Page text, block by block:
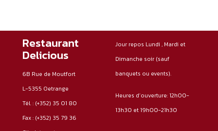
Restaurant
Delicious
6B Rue de Moutfort
L-5355 Oetrange
Tél. : (+352) 35 01 80
Fax : (+352) 35 79 36
Jour repos Lundi , Mardi et
Dimanche soir (sauf
banquets ou events).
Heures d’ouverture: 12h00-
13h30 et 19h00-21h30